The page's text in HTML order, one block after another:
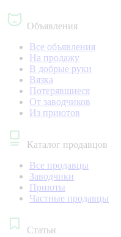
Объявления
Все объявления
На продажу
В добрые руки
Вязка
Потерявшиеся
От заводчиков
Из приютов
Каталог продавцов
Все продавцы
Заводчики
Приюты
Частные продавцы
Статьи